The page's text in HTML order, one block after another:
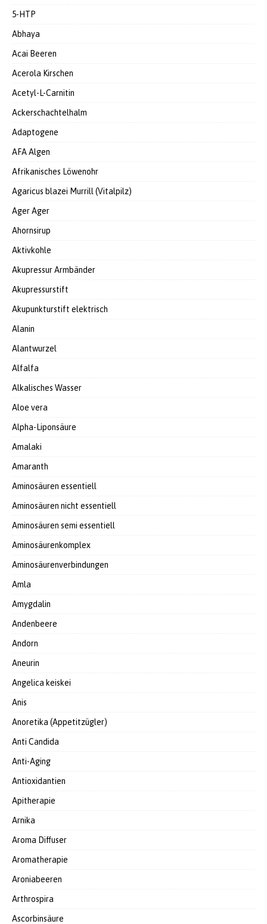
5-HTP
Abhaya
Acai Beeren
Acerola Kirschen
Acetyl-L-Carnitin
Ackerschachtelhalm
Adaptogene
AFA Algen
Afrikanisches Löwenohr
Agaricus blazei Murrill (Vitalpilz)
Ager Ager
Ahornsirup
Aktivkohle
Akupressur Armbänder
Akupressurstift
Akupunkturstift elektrisch
Alanin
Alantwurzel
Alfalfa
Alkalisches Wasser
Aloe vera
Alpha-Liponsäure
Amalaki
Amaranth
Aminosäuren essentiell
Aminosäuren nicht essentiell
Aminosäuren semi essentiell
Aminosäurenkomplex
Aminosäurenverbindungen
Amla
Amygdalin
Andenbeere
Andorn
Aneurin
Angelica keiskei
Anis
Anoretika (Appetitzügler)
Anti Candida
Anti-Aging
Antioxidantien
Apitherapie
Arnika
Aroma Diffuser
Aromatherapie
Aroniabeeren
Arthrospira
Ascorbinsäure